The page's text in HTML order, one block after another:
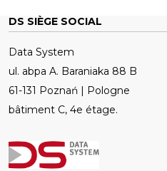
DS SIÈGE SOCIAL
Data System
ul. abpa A. Baraniaka 88 B
61-131 Poznań | Pologne
bâtiment C, 4e étage.